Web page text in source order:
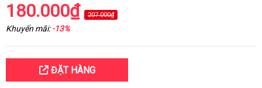
180.000₫ 207.000₫
Khuyến mãi:-13%
ĐẶT HÀNG